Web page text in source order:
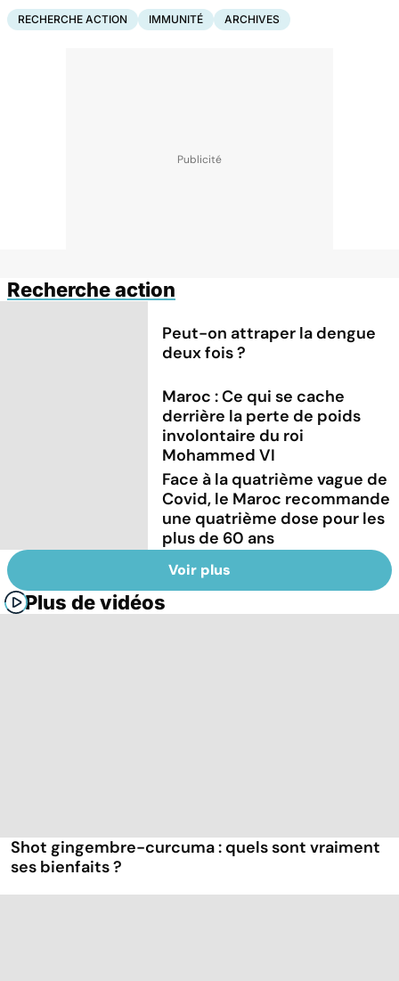
RECHERCHE ACTION IMMUNITÉ ARCHIVES
Recherche action
Peut-on attraper la dengue
deux fois ?
Maroc : Ce qui se cache
derrière la perte de poids
involontaire du roi
Mohammed VI
Face à la quatrième vague de
Covid, le Maroc recommande
une quatrième dose pour les
plus de 60 ans
Voir plus
Plus de vidéos
Shot gingembre-curcuma : quels sont vraiment
ses bienfaits ?